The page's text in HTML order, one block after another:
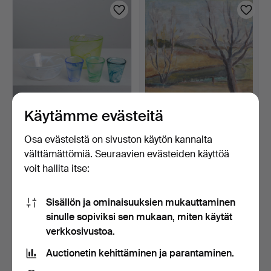
VALLIEN. "Mine", 5 osaa,
Kos…
1 päivä
Arvio
KONSTNÄR. Keväinen
maisema, …
1 päivä
Käytämme evästeitä
Osa evästeistä on sivuston käytön kannalta
välttämättömiä. Seuraavien evästeiden käyttöä
voit hallita itse:
Sisällön ja ominaisuuksien mukauttaminen
sinulle sopiviksi sen mukaan, miten käytät
verkkosivustoa.
Auctionetin kehittäminen ja parantaminen.